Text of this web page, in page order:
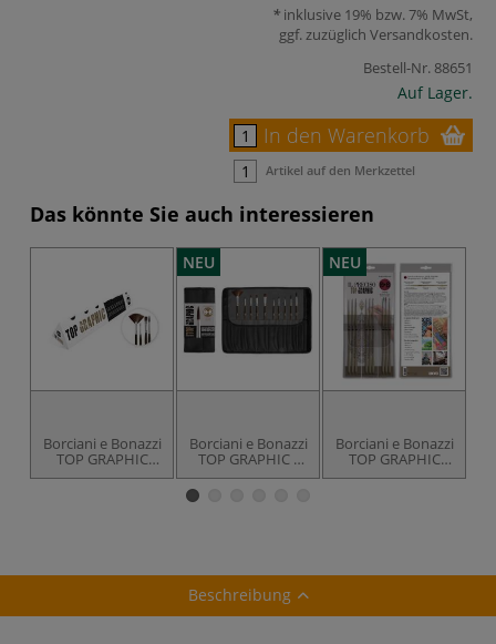
inklusive 19% bzw. 7% MwSt,
ggf. zuzüglich Versandkosten.
Bestell-Nr. 88651
Auf Lager.
In den Warenkorb
Artikel auf den Merkzettel
Das könnte Sie auch interessieren
Borciani e Bonazzi
TOP GRAPHIC
Künstlerpinsel,
NEU
Borciani e Bonazzi
TOP GRAPHIC -
10er-Pinselset
NEU
Borciani e Bonazzi
TOP GRAPHIC
PRECISO Pinselset
Beschreibung